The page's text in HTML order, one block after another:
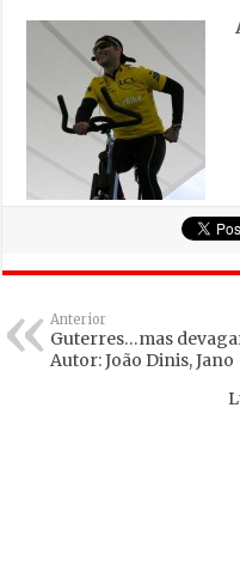
Anterior
Guterres…mas
Autor: João Dinis, Jano